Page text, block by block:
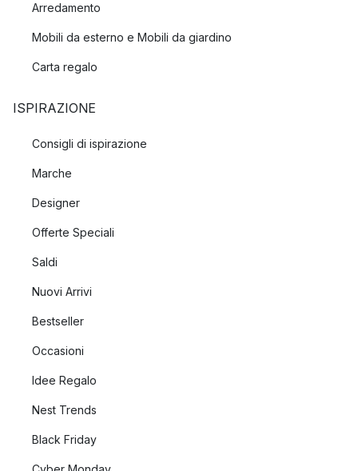
Arredamento
Mobili da esterno e Mobili da giardino
Carta regalo
ISPIRAZIONE
Consigli di ispirazione
Marche
Designer
Offerte Speciali
Saldi
Nuovi Arrivi
Bestseller
Occasioni
Idee Regalo
Nest Trends
Black Friday